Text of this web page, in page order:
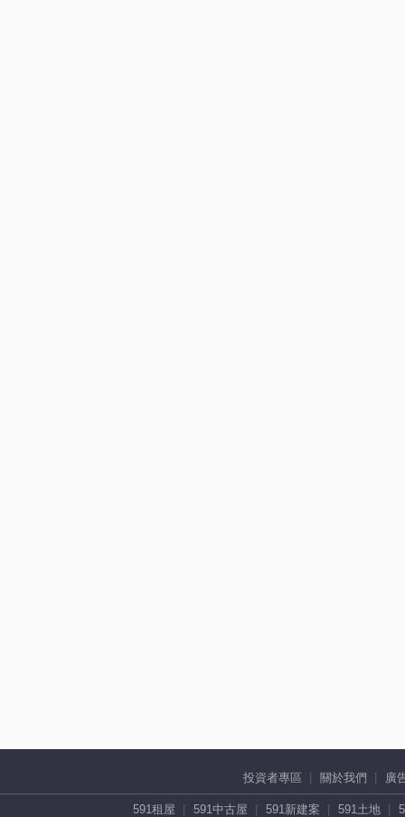
投資者專區 關於我們 廣
591租屋 591中古屋 591新建案 591土地